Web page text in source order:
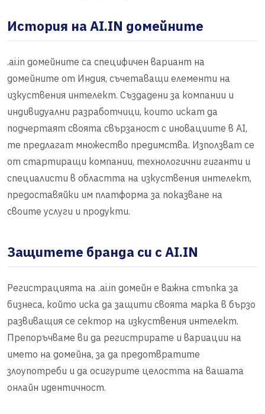
История на AI.IN домейните
.ai.in домейните са специфичен вариант на
домейните от Индия, съчетаващи елементи на
изкуствения интелект. Създадени за компании и
индивидуални разработчици, които искат да
подчертаят своята свързаност с иновациите в AI,
те предлагат множество предимства. Използват се
от стартиращи компании, технологични гиганти и
специалисти в областта на изкуствения интелект,
предоставяйки им платформа за показване на
своите услуги и продукти.
Защитете бранда си с AI.IN
Регистрацията на .ai.in домейн е важна стъпка за
бизнеса, който иска да защити своята марка в бързо
развиващия се сектор на изкуствения интелект.
Препоръчваме ви да регистрирате и вариации на
името на домейна, за да предотвратите
злоупотреби и да осигурите целостта на вашата
онлайн идентичност.